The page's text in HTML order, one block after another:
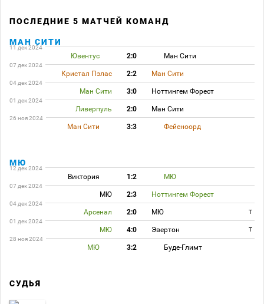
ПОСЛЕДНИЕ 5 МАТЧЕЙ КОМАНД
МАН СИТИ
11 дек 2024
Ювентус 2:0 Ман Сити
07 дек 2024
Кристал Пэлас 2:2 Ман Сити
04 дек 2024
Ман Сити 3:0 Ноттингем Форест
01 дек 2024
Ливерпуль 2:0 Ман Сити
26 ноя 2024
Ман Сити 3:3 Фейеноорд
МЮ
12 дек 2024
Виктория 1:2 МЮ
07 дек 2024
МЮ 2:3 Ноттингем Форест
04 дек 2024
Арсенал 2:0 МЮ
T
01 дек 2024
МЮ 4:0 Эвертон
T
28 ноя 2024
МЮ 3:2 Буде-Глимт
СУДЬЯ